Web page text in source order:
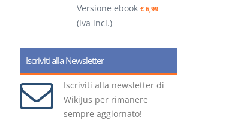
Versione ebook € 6,99
(iva incl.)
Iscriviti alla Newsletter
Iscriviti alla newsletter di
WikiJus per rimanere
sempre aggiornato!